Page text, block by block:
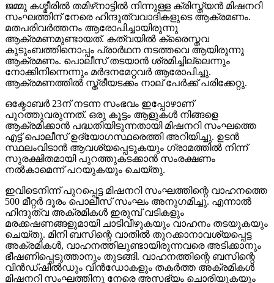
ജമ്മു കശ്മീരില്‍ തമിഴ്‌നാട്ടില്‍ നിന്നുള്ള ക്രിസ്ത്യന്‍ മിഷനറി
സംഘത്തിന് നേരെ ഹിന്ദുത്വവാദികളുടെ ആക്രമണം.
മതപരിവര്‍ത്തനം ആരോപിച്ചായിരുന്നു
ആക്രമണമുണ്ടായത്. കത്വയില്‍ ക്രൈസ്തവ
കുടുംബത്തിനൊപ്പം പ്രാര്‍ഥന നടത്തവെ ആയിരുന്നു
ആക്രമണം. പൊലീസ് തടയാന്‍ ശ്രമിച്ചില്ലെന്നും
നോക്കിനിന്നെന്നും മര്‍ദനമേറ്റവര്‍ ആരോപിച്ചു.
ആക്രമണത്തില്‍ സ്ത്രീയടക്കം നാല് പേര്‍ക്ക് പരിക്കേറ്റു.
ഒക്ടോബര്‍ 23ന് നടന്ന സംഭവം ഇപ്പോഴാണ്
പുറത്തുവരുന്നത്. ഒരു കൂട്ടം ആളുകള്‍ നിങ്ങളെ
ആക്രമിക്കാന്‍ പദ്ധതിയിടുന്നതായി മിഷനറി സംഘത്തെ
എട്ട് പൊലീസ് ഉദ്യോഗസ്ഥരെത്തി അറിയിച്ചു. ഉടന്‍
സ്ഥലംവിടാന്‍ ആവശ്യപ്പെടുകയും ഗ്രാമത്തില്‍ നിന്ന്
സുരക്ഷിതമായി പുറത്തുകടക്കാന്‍ സംരക്ഷണം
നല്‍കാമെന്ന് പറയുകയും ചെയ്തു.
ഇവിടെനിന്ന് പുറപ്പെട്ട മിഷനറി സംഘത്തിന്റെ വാഹനത്തെ
500 മീറ്റര്‍ ദൂരം പൊലീസ് സംഘം അനുഗമിച്ചു. എന്നാല്‍
ഹിന്ദുത്വ അക്രമികള്‍ ഇരുമ്പ് വടികളും
മരക്കഷണങ്ങളുമായി ചാടിവീഴുകയും വാഹനം തടയുകയും
ചെയ്തു. മിനി ബസിന്റെ വാതില്‍ തുറക്കാനാവശ്യപ്പെട്ട
അക്രമികള്‍, വാഹനത്തിലുണ്ടായിരുന്നവരെ അടിക്കാനും
ഭീഷണിപ്പെടുത്താനും തുടങ്ങി. വാഹനത്തിന്റെ ബസിന്റെ
വിന്‍ഡ്ഷീല്‍ഡും വിന്‍ഡോകളും തകര്‍ത്ത അക്രമികള്‍
മിഷനറി സംഘത്തിനു നേരെ അസഭ്യം ചൊരിയുകയും